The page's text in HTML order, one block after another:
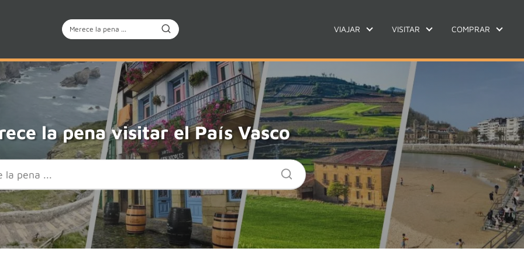
VIAJAR VISITAR COMPRAR
la pena visitar el País Vasco